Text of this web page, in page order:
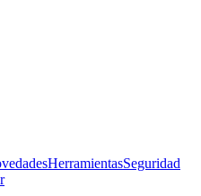
HerramientasSeguridad